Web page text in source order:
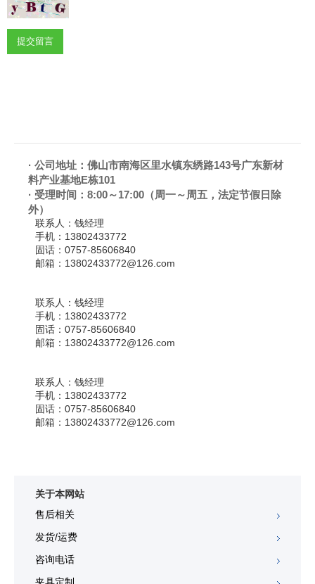
提交留言
· 公司地址：佛山市南海区里水镇东绣路143号广东新材
料产业基地E栋101
· 受理时间：8:00～17:00（周一～周五，法定节假日除
外）
联系人： 钱经理
手机： 13802433772
固话： 0757-85606840
邮箱： 13802433772@126.com
联系人： 钱经理
手机： 13802433772
固话： 0757-85606840
邮箱： 13802433772@126.com
联系人： 钱经理
手机： 13802433772
固话： 0757-85606840
邮箱： 13802433772@126.com
关于本网站
售后相关
发货/运费
咨询电话